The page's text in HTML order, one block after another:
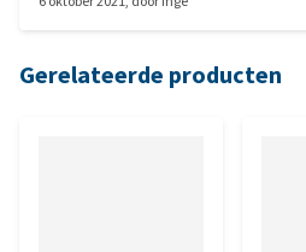
Gerelateerde producten